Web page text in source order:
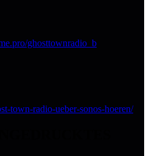
ghosttownradio_b
town-radio-ueber-sonos-hoeren/